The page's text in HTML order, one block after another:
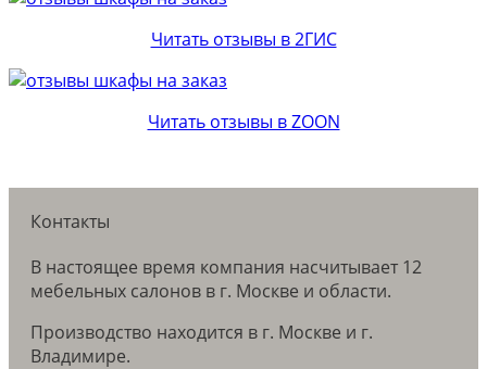
Читать отзывы в 2ГИС
Читать отзывы в ZOON
Контакты
В настоящее время компания насчитывает 12
мебельных салонов в г. Москве и области.
Производство находится в г. Москве и г.
Владимире.